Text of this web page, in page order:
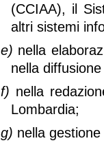
(CCIAA), il
altri sistemi
e) nella
nella
f) nella
Lombardia;
g) nella